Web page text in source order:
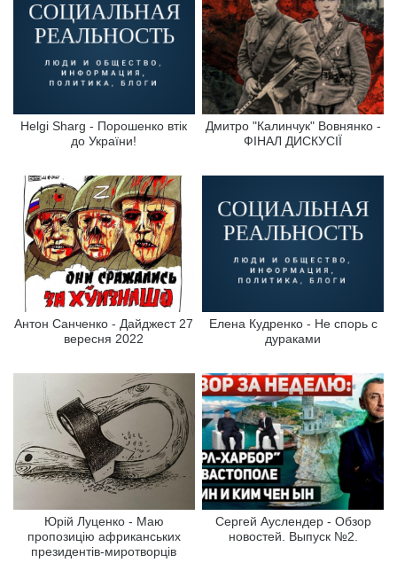
Helgi Sharg - Порошенко втік
до України!
Дмитро "Калинчук" Вовнянко -
ФІНАЛ ДИСКУСІЇ
Антон Санченко - Дайджест 27
вересня 2022
Елена Кудренко - Не спорь с
дураками
Юрій Луценко - Маю
пропозицію африканських
президентів-миротворців
Сергей Ауслендер - Обзор
новостей. Выпуск №2.